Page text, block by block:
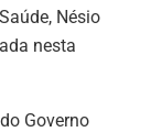
Nésio
nesta
Governo